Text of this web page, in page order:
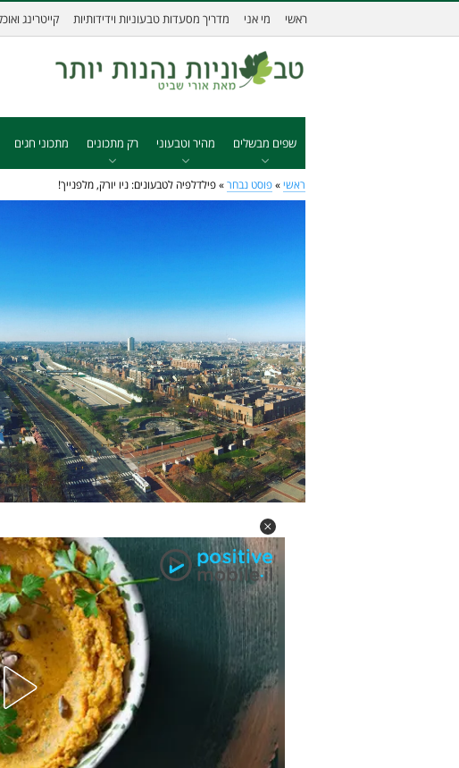
ראשי מי אני מדריך מסעדות טבעוניות וידידותיות קייטרינג
שפים מבשלים מהיר וטבעוני רק מתכונים מתכוני חגים
ראשי » פוסט נבחר » פילדלפיה לטבעונים: ניו יורק, מלפנייך!